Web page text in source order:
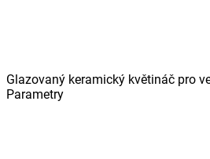
Glazovaný keramický květináč pro
Parametry